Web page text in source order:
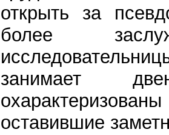
открыть за
более
занимает
оставившие